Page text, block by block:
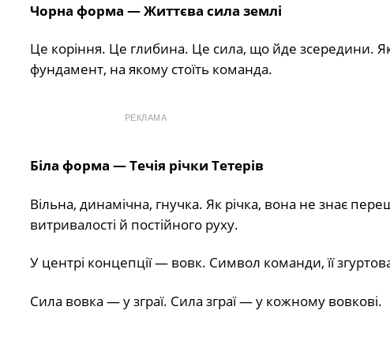
Чорна форма — Життєва сила землі
Це коріння. Це глибина. Це сила, що йде зсередини. Як
фундамент, на якому стоїть команда.
РЕКЛАМА
Біла форма — Течія річки Тетерів
Вільна, динамічна, гнучка. Як річка, вона не знає
витривалості й постійного руху.
У центрі концепції — вовк. Символ команди, її
Сила вовка — у зграї. Сила зграї — у кожному вовкові.